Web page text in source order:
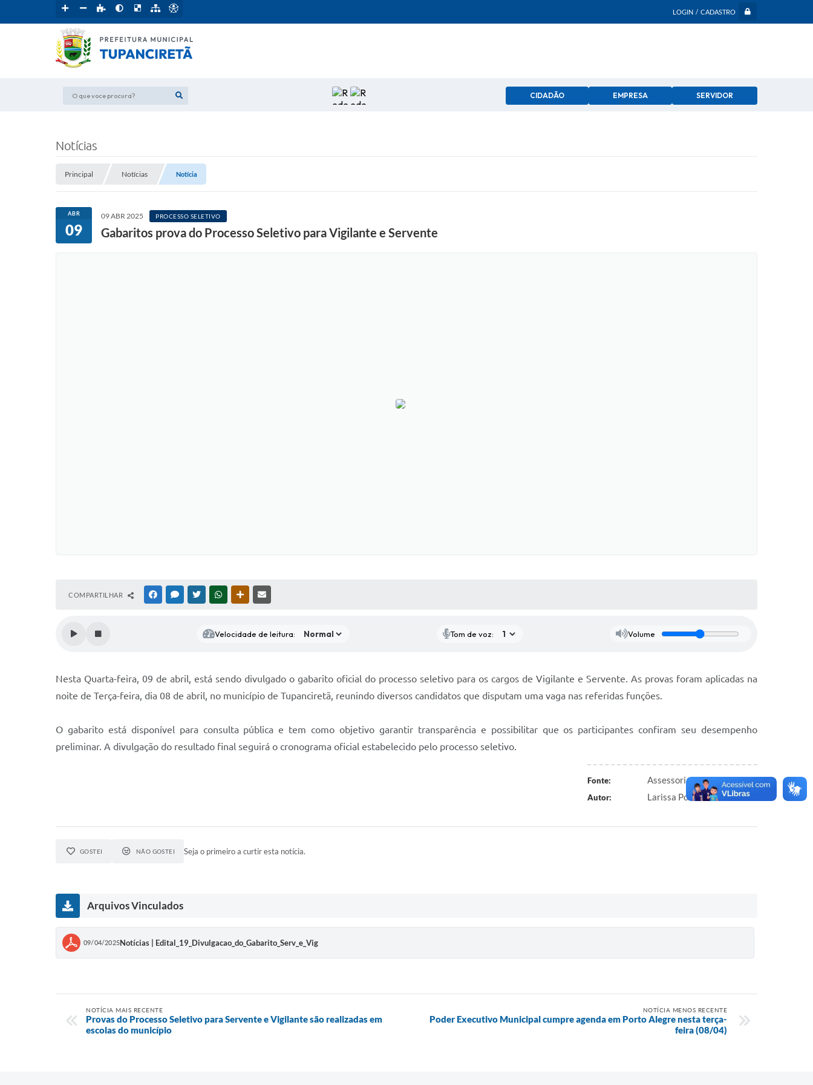
LOGIN / CADASTRO
O que voce procura? CIDADÃO EMPRESA SERVIDOR
Notícias
Principal Notícias Notícia
ABR
09
09 ABR 2025 PROCESSO SELETIVO
Gabaritos prova do Processo Seletivo para Vigilante e Servente
COMPARTILHAR FACEBOOKMESSENGER
TWITTERWHATSAPPOUTRAS MÍDIAS
Velocidade de leitura: Tom de voz: Volume
Nesta Quarta-feira, 09 de abril, está sendo divulgado o gabarito oficial do processo seletivo para os cargos de Vigilante e Servente. As provas foram aplicadas na
noite de Terça-feira, dia 08 de abril, no município de Tupanciretã, reunindo diversos candidatos que disputam uma vaga nas referidas funções.
O gabarito está disponível para consulta pública e tem como objetivo garantir transparência e possibilitar que os participantes confiram seu desempenho
preliminar. A divulgação do resultado final seguirá o cronograma oficial estabelecido pelo processo seletivo.
Fonte: Assessoria de Comunicação
Autor: Larissa Pomina
GOSTEI NÃO GOSTEI Seja o primeiro a curtir esta notícia.
Arquivos Vinculados
09/04/2025Notícias | Edital_19_Divulgacao_do_Gabarito_Serv_e_Vig
NOTÍCIA MAIS RECENTE
Provas do Processo Seletivo para Servente e Vigilante são realizadas em
escolas do município
NOTÍCIA MENOS RECENTE
Poder Executivo Municipal cumpre agenda em Porto Alegre nesta terça-
feira (08/04)